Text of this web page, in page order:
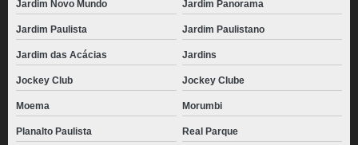
Jardim Novo Mundo Jardim Panorama
Jardim Paulista Jardim Paulistano
Jardim das Acácias Jardins
Jockey Club Jockey Clube
Moema Morumbi
Planalto Paulista Real Parque